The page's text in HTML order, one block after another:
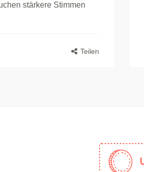
stärkere Stimmen
Teilen